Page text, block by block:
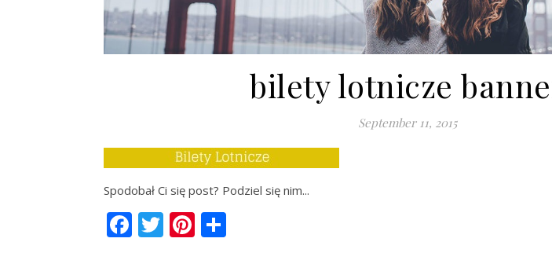
bilety lotnicze
September 11, 2015
Spodobał Ci się post? Podziel się nim...
Facebook
TwitterPinterest